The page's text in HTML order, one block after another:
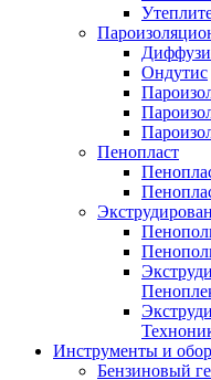
Ондутис
Пенопласт
Инструменты и
Бензиновый